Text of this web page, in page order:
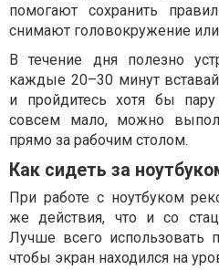
помогают сохранить
снимают головокружение
В течение дня полезно
каждые 20–30 минут
и пройдитесь хотя бы
совсем мало, можно
прямо за рабочим столом.
Как сидеть за
При работе с ноутбуком
же действия, что и со
Лучше всего использовать
чтобы экран находился на